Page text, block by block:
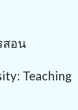
สอน
Teaching